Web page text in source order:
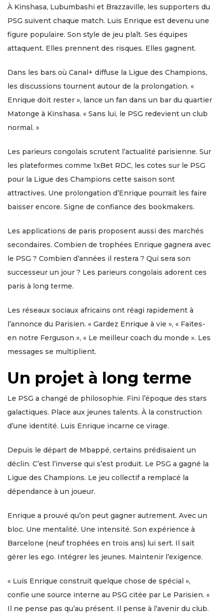
À Kinshasa, Lubumbashi et Brazzaville, les supporters du
PSG suivent chaque match. Luis Enrique est devenu une
figure populaire. Son style de jeu plaît. Ses équipes
attaquent. Elles prennent des risques. Elles gagnent.
Dans les bars où Canal+ diffuse la Ligue des Champions,
les discussions tournent autour de la prolongation. «
Enrique doit rester », lance un fan dans un bar du quartier
Matonge à Kinshasa. « Sans lui, le PSG redevient un club
normal. »
Les parieurs congolais scrutent l’actualité parisienne. Sur
les plateformes comme 1xBet RDC, les cotes sur le PSG
pour la Ligue des Champions cette saison sont
attractives. Une prolongation d’Enrique pourrait les faire
baisser encore. Signe de confiance des bookmakers.
Les applications de paris proposent aussi des marchés
secondaires. Combien de trophées Enrique gagnera avec
le PSG ? Combien d’années il restera ? Qui sera son
successeur un jour ? Les parieurs congolais adorent ces
paris à long terme.
Les réseaux sociaux africains ont réagi rapidement à
l’annonce du Parisien. « Gardez Enrique à vie », « Faites-
en notre Ferguson », « Le meilleur coach du monde ». Les
messages se multiplient.
Un projet à long terme
Le PSG a changé de philosophie. Fini l’époque des stars
galactiques. Place aux jeunes talents. À la construction
d’une identité. Luis Enrique incarne ce virage.
Depuis le départ de Mbappé, certains prédisaient un
déclin. C’est l’inverse qui s’est produit. Le PSG a gagné la
Ligue des Champions. Le jeu collectif a remplacé la
dépendance à un joueur.
Enrique a prouvé qu’on peut gagner autrement. Avec un
bloc. Une mentalité. Une intensité. Son expérience à
Barcelone (neuf trophées en trois ans) lui sert. Il sait
gérer les ego. Intégrer les jeunes. Maintenir l’exigence.
« Luis Enrique construit quelque chose de spécial »,
confie une source interne au PSG citée par Le Parisien. «
Il ne pense pas qu’au présent. Il pense à l’avenir du club.